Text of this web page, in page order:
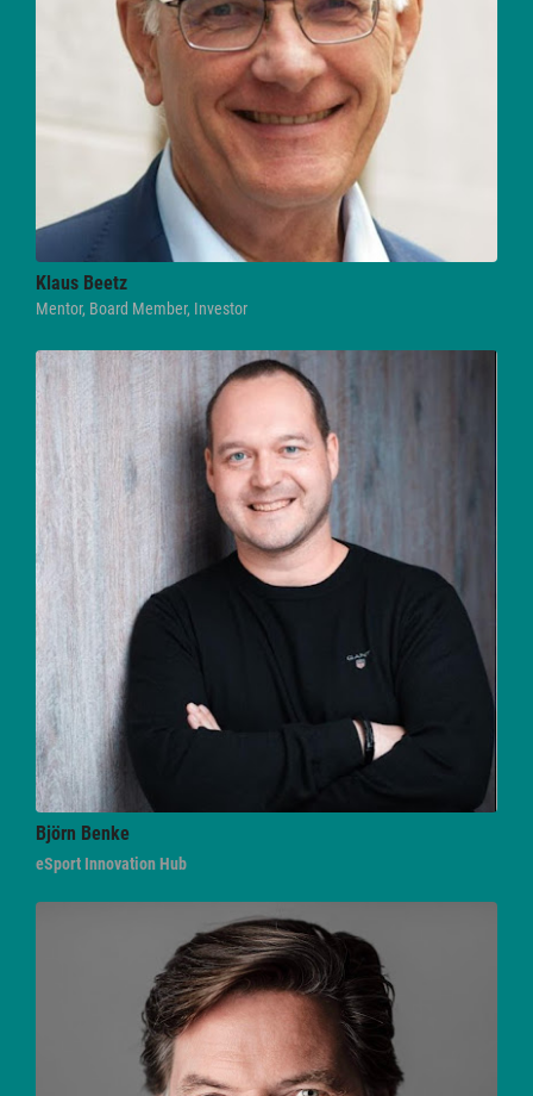
Klaus Beetz
Mentor, Board Member, Investor
Björn Benke
eSport Innovation Hub